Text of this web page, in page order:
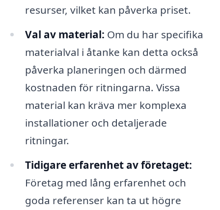
resurser, vilket kan påverka priset.
Val av material: Om du har specifika
materialval i åtanke kan detta också
påverka planeringen och därmed
kostnaden för ritningarna. Vissa
material kan kräva mer komplexa
installationer och detaljerade
ritningar.
Tidigare erfarenhet av företaget:
Företag med lång erfarenhet och
goda referenser kan ta ut högre